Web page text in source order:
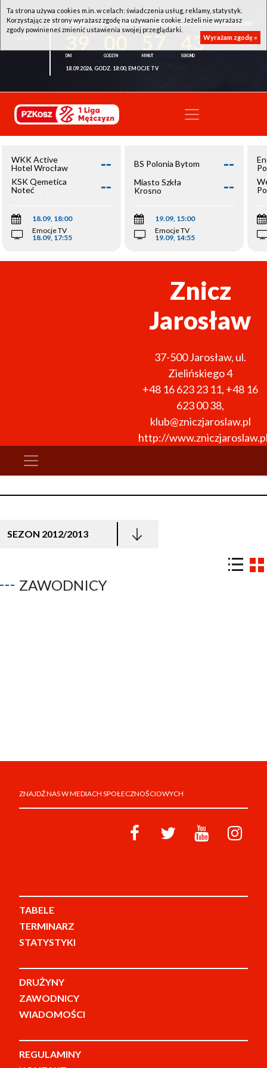
WKK ACTIVE HOTEL WROCŁAW - KSK QEMETICA NOTEĆ INOWROCŁAW
42
18.09.2026, GODZ. 18:00, EMOCJE TV
WKK Active
Hotel Wrocław
--
KSK Qemetica
Noteć
Inowrocław
--
18.09, 18:00
Emocje TV
18.09, 17:55
BS Polonia Bytom --
Miasto Szkła
Krosno
--
19.09, 15:00
Emocje TV
19.09, 14:55
Znicz
Jarosław
37-500Jarosław, ul.
Zielińskiego 4
+48 16 623 23 11, +48 16
623 00 38,
klub@zniczjaroslaw.pl
http://
SEZON 2012/2013
ZAWODNICY
ZNAJDŹ NAS W MEDIACH SPOŁECZNOŚCIOWYCH
TABELE
TERMINARZ
STATYSTYKI
DRUŻYNY
ZAWODNICY
WIADOMOŚCI
REGULAMINY
Ta strona używa cookies m.in. w celach: świadczenia usług, reklamy, statystyk.
Korzystając ze strony wyrażasz zgodę na używanie cookie. Jeżeli nie wyrażasz
zgody powinieneś zmienić ustawienia swojej przeglądarki.
Wyrażam zgodę »